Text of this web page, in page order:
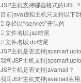
JSP主机支持哪些格式的URL？
目前java虚拟主机只支持以下2
 路径以“/servlet/”开头的
 文件名以.jsp结尾
 文件名以.do结尾
JSP主机是否支持
我司JSP主机支持
JSP主机是否支持javamail？
我司JSP主机支持javamail应